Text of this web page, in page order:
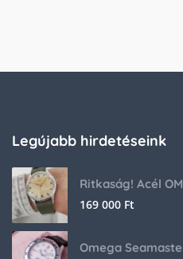
Legújabb hirdetéseink
169 000 Ft
Omega